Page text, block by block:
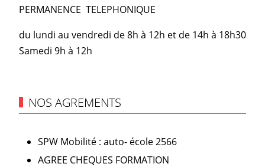
PERMANENCE TELEPHONIQUE
du lundi au vendredi de 8h à 12h et de 14h à 18h30
Samedi 9h à 12h
NOS AGREMENTS
SPW Mobilité : auto- école 2566
AGREE CHEQUES FORMATION